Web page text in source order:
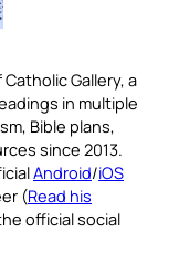
Gallery, a
in multiple
Bible plans,
since 2013.
Android/iOS
(Read his
official social